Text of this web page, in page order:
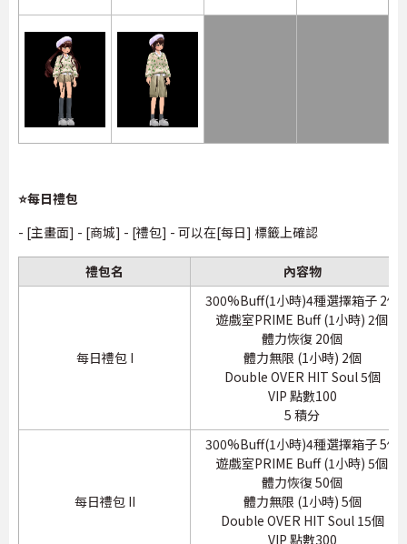
⭐每日禮包
- [主畫面] - [商城] - [禮包] - 可以在[每日] 標籤上確認
禮包名 內容物
每日禮包 I
300%Buff(1小時)4種選擇箱子 2個
遊戲室PRIME Buff (1小時) 2個
體力恢復 20個
體力無限 (1小時) 2個
Double OVER HIT Soul 5個
VIP 點數100
5 積分
每日禮包 II
300%Buff(1小時)4種選擇箱子 5個
遊戲室PRIME Buff (1小時) 5個
體力恢復 50個
體力無限 (1小時) 5個
Double OVER HIT Soul 15個
VIP 點數300